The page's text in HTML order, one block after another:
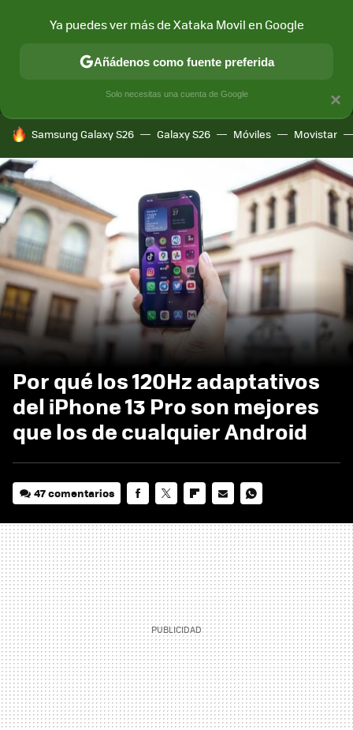
MÓVIL Y SOCIEDAD APLICACIONES
HOY SE HABLA DE
Samsung Galaxy S26 Galaxy S26 Móviles Movistar
Por qué los 120Hz adaptativos
del iPhone 13 Pro son mejores
que los de cualquier Android
47 comentarios
MAIL
×
Ya puedes ver más de Xataka Movil en Google
Añádenos como fuente preferida
Solo necesitas una cuenta de Google